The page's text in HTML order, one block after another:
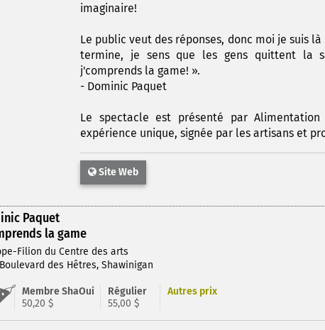
imaginaire!
Le public veut des réponses, donc moi je suis
termine, je sens que les gens quittent la
j'comprends la game! ».
- Dominic Paquet
Le spectacle est présenté par
expérience unique, signée par les artisans et
Site Web
Paquet
la game
Filion du Centre des arts
des Hêtres, Shawinigan
Membre ShaOui
50,20 $
Régulier
55,00 $
Autres prix